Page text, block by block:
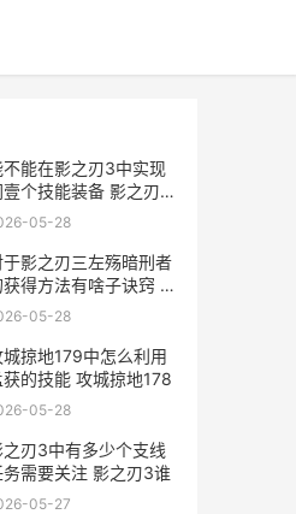
不能在影之刃3中实现
壹个技能装备 影之刃玩
05-28
于影之刃三左殇暗刑者
获得方法有啥子诀窍 影
刃3手游左殇
05-28
城掠地179中怎么利用
获的技能 攻城掠地178
05-28
之刃3中有多少个支线
务需要关注 影之刃3谁
05-27